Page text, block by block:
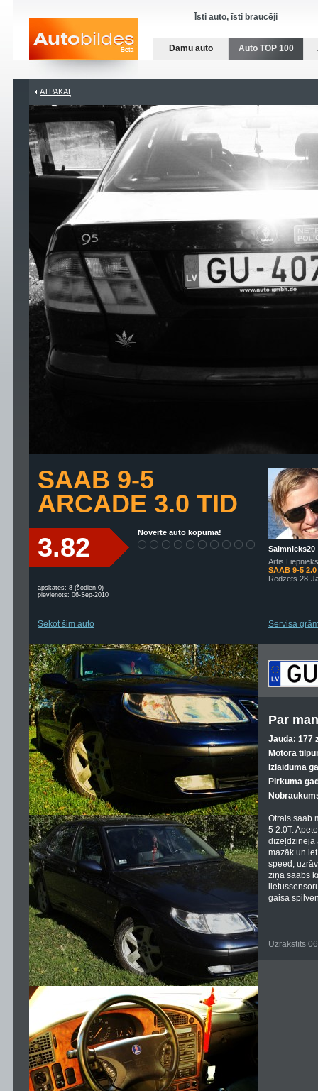
Īsti auto, īsti braucēji
Dāmu auto Auto TOP 100
ATPAKAĻ
SAAB 9-5
ARCADE 3.0 TID
3.82 Novertē auto kopumā!
apskates: 8 (šodien 0)
pievienots: 06-Sep-2010
Sekot šim auto
Saimnieks20
Artis
SAAB 9-5 2.0
Redzēts 28-
Servisa
Par
Jauda: 177
Motora
Izlaiduma
Pirkuma
Otrais saab
5 2.0T.
dīzeļdzinēja
mazāk un
speed,
ziņā saabs
gaisa
Uzrakstīts